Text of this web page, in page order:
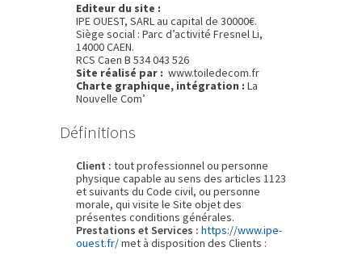
Editeur du site :
IPE OUEST, SARL au capital de 30000€.
Siège social : Parc d’activité Fresnel Li,
14000 CAEN.
RCS Caen B 534 043 526
Site réalisé par : www.toiledecom.fr
Charte graphique, intégration : La
Nouvelle Com’
Définitions
Client : tout professionnel ou personne
physique capable au sens des articles 1123
et suivants du Code civil, ou personne
morale, qui visite le Site objet des
présentes conditions générales.
Prestations et Services : https://www.ipe-
ouest.fr/met à disposition des Clients :